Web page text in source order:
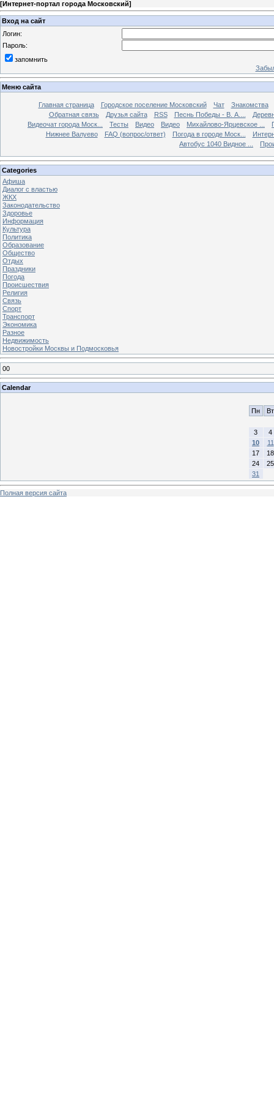
[Интернет-портал города Московский]
Вход на сайт
Логин:
Пароль:
запомнить
Меню сайта
Главная страница Городское поселение Московский Чат
Знакомства
Обратная связь
Друзья сайта RSS Песнь Победы - В. А....
Видеочат города Моск...
Тесты Видео Видео Михайлово-Ярцевское ...
Нижнее Валуево
FAQ (вопрос/ответ) Погода в городе Моск...
Автобус 1040 Видное ...
Categories
Афиша
Диалог с властью
ЖКХ
Законодательство
Здоровье
Информация
Культура
Политика
Образование
Общество
Отдых
Праздники
Погода
Происшествия
Религия
Связь
Спорт
Транспорт
Экономика
Разное
Недвижимость
Новостройки Москвы и Подмосковья
00
Calendar
Пн Вт
3
4
10
11
17
18
24
25
31
Полная версия сайта